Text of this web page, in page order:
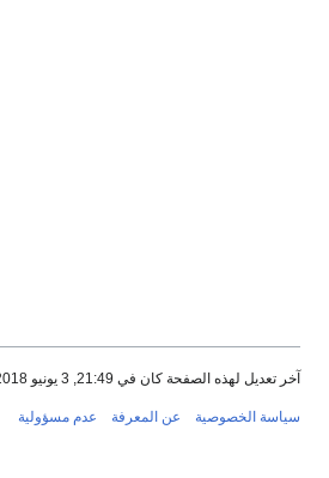
آخر تعديل لهذه الصفحة كان في 21:49, 3 يونيو 2018.
سياسة الخصوصية عن المعرفة عدم مسؤولية